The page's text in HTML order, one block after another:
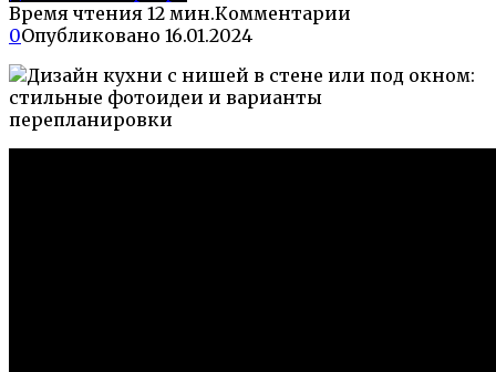
Время чтения 12 мин.Комментарии
0Опубликовано 16.01.2024